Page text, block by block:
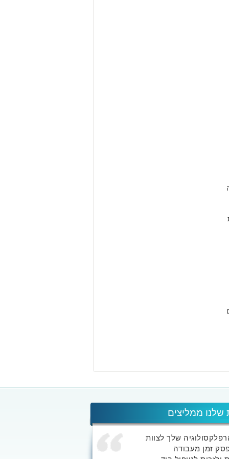
שלנו ממליצים
שלך לצוות
זמן מעבודה